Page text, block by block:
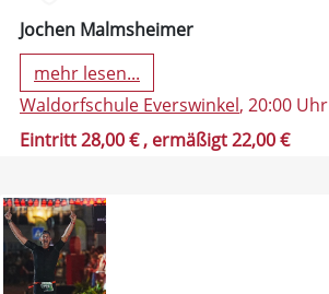
Jochen Malmsheimer
mehr lesen...
Waldorfschule Everswinkel, 20:00 Uhr
Eintritt 28,00 €, ermäßigt 22,00 €